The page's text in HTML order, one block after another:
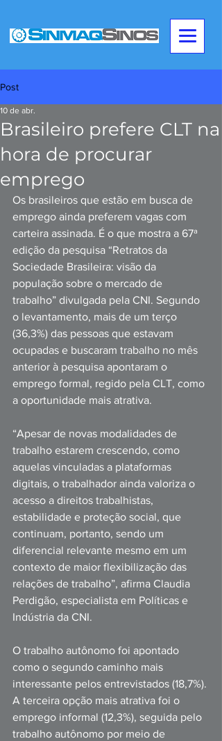
Post
Brasileiro prefere CLT na
hora de procurar
emprego
10 de abr.
Os brasileiros que estão em busca de
emprego ainda preferem vagas com
carteira assinada. É o que mostra a 67ª
edição da pesquisa “Retratos da
Sociedade Brasileira: visão da
população sobre o mercado de
trabalho” divulgada pela CNI. Segundo
o levantamento, mais de um terço
(36,3%) das pessoas que estavam
ocupadas e buscaram trabalho no mês
anterior à pesquisa apontaram o
emprego formal, regido pela CLT, como
a oportunidade mais atrativa.
“Apesar de novas modalidades de
trabalho estarem crescendo, como
aquelas vinculadas a plataformas
digitais, o trabalhador ainda valoriza o
acesso a direitos trabalhistas,
estabilidade e proteção social, que
continuam, portanto, sendo um
diferencial relevante mesmo em um
contexto de maior flexibilização das
relações de trabalho”, afirma Claudia
Perdigão, especialista em Políticas e
Indústria da CNI.
O trabalho autônomo foi apontado
como o segundo caminho mais
interessante pelos entrevistados (18,7%).
A terceira opção mais atrativa foi o
emprego informal (12,3%), seguida pelo
trabalho autônomo por meio de